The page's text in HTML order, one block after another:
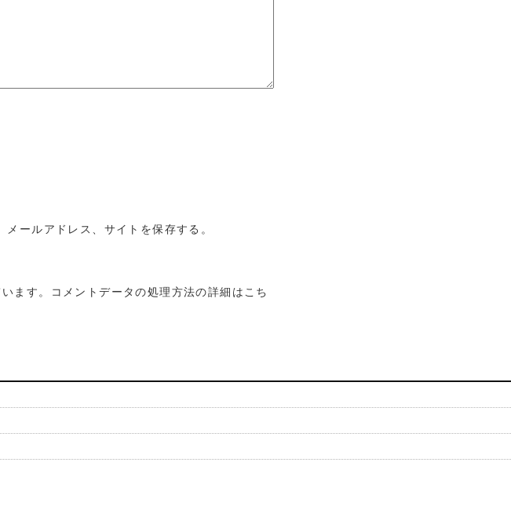
ールアドレス、サイトを保存する。
ます。
コメントデータの処理方法の詳細はこち